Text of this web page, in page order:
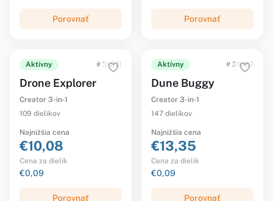
Porovnať Porovnať
Aktívny # 31071
Drone Explorer
Creator 3-in-1
109 dielikov
Najnižšia cena
€10,08
Cena za dielik
€0,09
Porovnať
Aktívny # 31087
Dune Buggy
Creator 3-in-1
147 dielikov
Najnižšia cena
€13,35
Cena za dielik
€0,09
Porovnať